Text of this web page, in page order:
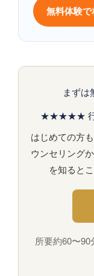
無料体験
まずは
★★★★★ 行徳
はじめての方
ウンセリング
を知ると
所要約60〜